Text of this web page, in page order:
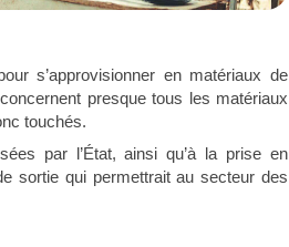
s’approvisionner en matériaux de
presque tous les matériaux
touchés.
par l’État, ainsi qu’à la prise en
sortie qui permettrait au secteur des